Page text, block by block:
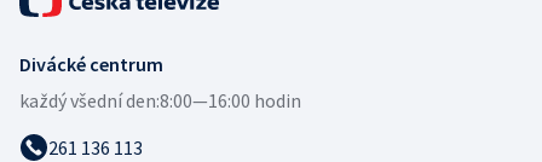
Divácké centrum
každý všední den:8:00—16:00 hodin
261 136 113